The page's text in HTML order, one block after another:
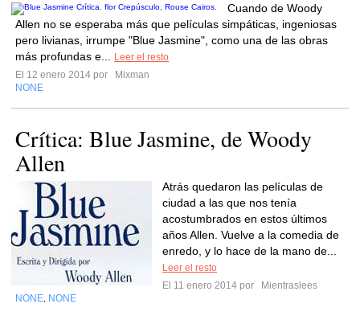
Cuando de Woody
Allen no se esperaba más que películas simpáticas, ingeniosas
pero livianas, irrumpe "Blue Jasmine", como una de las obras
más profundas e...
Leer el resto
El 12 enero 2014 por
Mixman
NONE
Crítica: Blue Jasmine, de Woody
Allen
Atrás quedaron las películas de
ciudad a las que nos tenía
acostumbrados en estos últimos
años Allen. Vuelve a la comedia de
enredo, y lo hace de la mano de...
Leer el resto
El 11 enero 2014 por
Mientraslees
NONE NONE